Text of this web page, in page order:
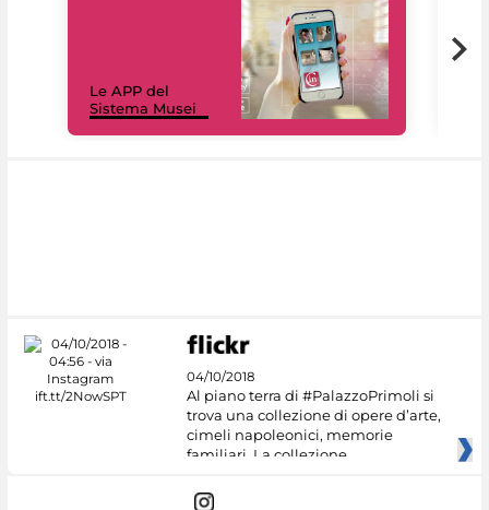
Le APP del
Sistema Musei
04/10/2018
Al piano terra di #PalazzoPrimoli si
trova una collezione di opere d’arte,
cimeli napoleonici, memorie
familiari. La collezione